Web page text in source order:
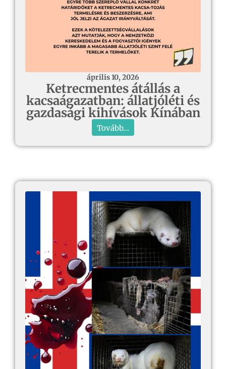
április 10, 2026
Ketrecmentes átállás a
kacsaágazatban: állatjóléti és
gazdasági kihívások Kínában
Tovább...